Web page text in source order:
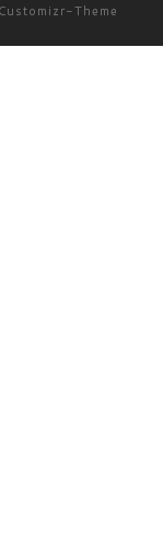
Customizr-Theme